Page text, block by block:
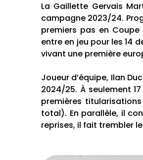
La Gaillette Gervais
campagne 2023/24.
premiers pas en Coupe
entre en jeu pour les 14
vivant une première
Joueur d’équipe, Ilan
2024/25. À seulement
premières
total). En parallèle, il
reprises, il fait trembler